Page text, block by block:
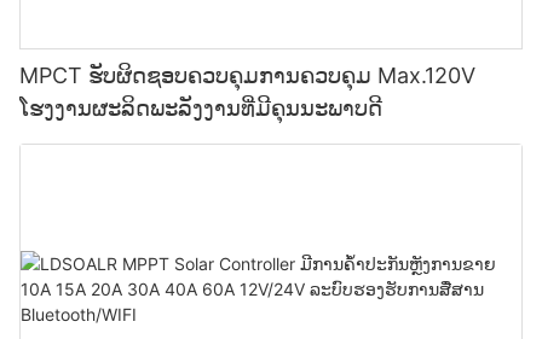
MPCT ຮັບຜິດຊອບຄວບຄຸມການຄວບຄຸມ Max.120V
ໂຮງງານຜະລິດພະລັງງານທີ່ມີຄຸນນະພາບດີ